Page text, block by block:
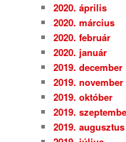
2020. április
2020. március
2020. február
2020. január
2019. december
2019. november
2019. október
2019.
2019. augusztus